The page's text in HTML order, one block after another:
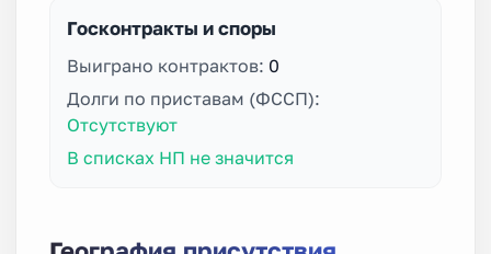
Госконтракты и споры
Выиграно контрактов: 0
Долги по приставам (ФССП):
Отсутствуют
В списках НП не значится